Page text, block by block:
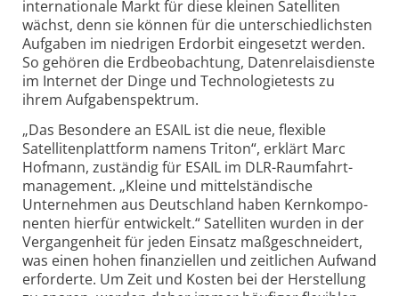
inter­nationale Markt für diese kleinen Satelliten
wächst, denn sie können für die unter­schied­lichsten
Aufgaben im niedrigen Erdorbit eingesetzt werden.
So gehören die Erdbeob­achtung, Daten­relais­dienste
im Internet der Dinge und Technologie­tests zu
ihrem Aufgaben­spektrum.
„Das Besondere an ESAIL ist die neue, flexible
Satelliten­plattform namens Triton“, erklärt Marc
Hofmann, zuständig für ESAIL im DLR-Raumfahrt­
management. „Kleine und mittel­ständische
Unternehmen aus Deutschland haben Kern­kompo­
nenten hierfür entwickelt.“ Satelliten wurden in der
Vergangen­heit für jeden Einsatz maßge­schneidert,
was einen hohen finan­ziellen und zeit­lichen Aufwand
erforderte. Um Zeit und Kosten bei der Herstellung